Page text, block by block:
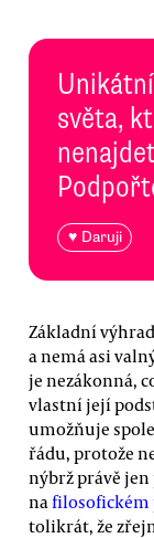
světa,
♥ Daruji
Základní
a nemá asi
je nezákonná,
vlastní její
umožňuje
řádu, protože
nýbrž právě
na filosofickém
tolikrát, že